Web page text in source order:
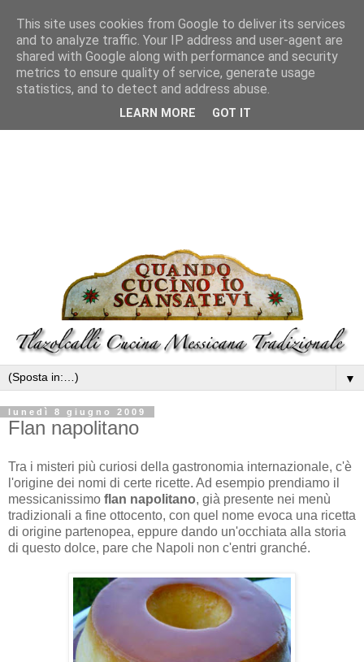
▼
lunedì 8 giugno 2009
Flan napolitano
Tra i misteri più curiosi della gastronomia internazionale, c'è
l'origine dei nomi di certe ricette. Ad esempio prendiamo il
messicanissimo flan napolitano, già presente nei menù
tradizionali a fine ottocento, con quel nome evoca una ricetta
di origine partenopea, eppure dando un'occhiata alla storia
di questo dolce, pare che Napoli non c'entri granché.
This site uses cookies from Google to deliver its services
and to analyze traffic. Your IP address and user-agent are
shared with Google along with performance and security
metrics to ensure quality of service, generate usage
statistics, and to detect and address abuse.
LEARN MORE GOT IT